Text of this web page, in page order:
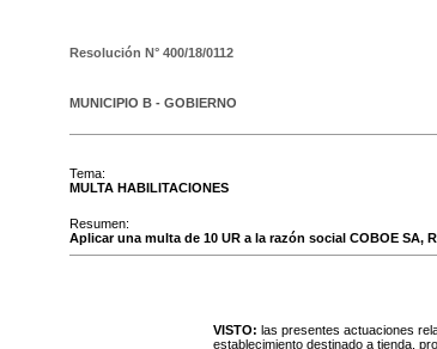
Resolución N° 400/18/0112
MUNICIPIO B - GOBIERNO
Tema:
MULTA HABILITACIONES
Resumen:
Aplicar una multa de 10 UR a la razón social COBOE SA,
VISTO: las presentes actuaciones
establecimiento destinado a tienda,